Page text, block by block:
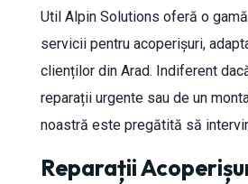
Util Alpin Solutions oferă o
servicii pentru acoperișuri,
clienților din Arad. Indiferent
reparații urgente sau de un
noastră este pregătită să
Reparații